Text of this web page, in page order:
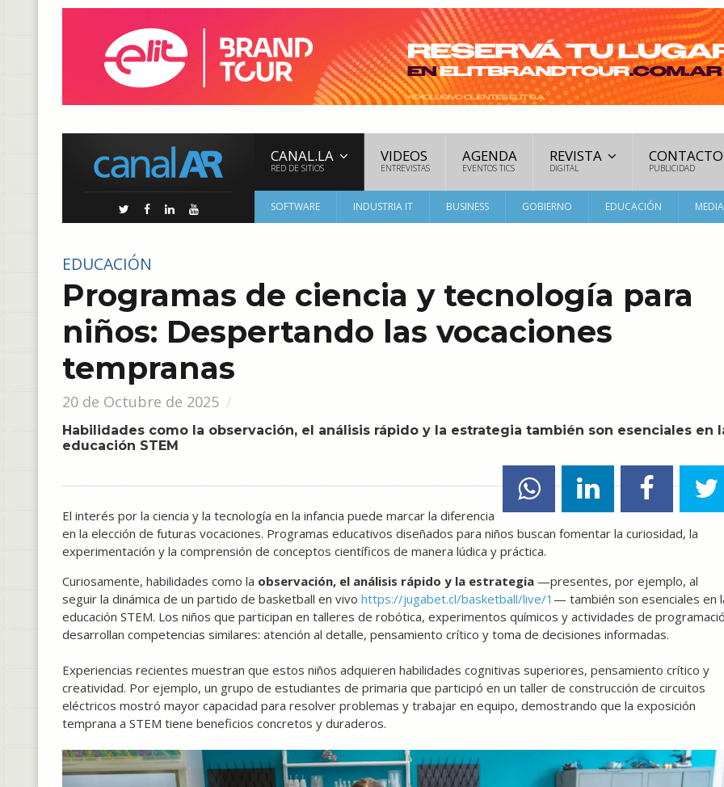
CANAL.LA
RED DE SITIOS
VIDEOS
ENTREVISTAS
AGENDA
EVENTOS TICS
REVISTA
DIGITAL
CONTACTO
PUBLICIDAD
SOFTWARE INDUSTRIA IT BUSINESS GOBIERNO EDUCACIÓN
EDUCACIÓN
Programas de ciencia y tecnología para
niños: Despertando las vocaciones
tempranas
20 de Octubre de 2025
Habilidades como la observación, el análisis rápido y la estrategia también son esenciales en
educación STEM
El interés por la ciencia y la tecnología en la infancia puede marcar la diferencia
en la elección de futuras vocaciones. Programas educativos diseñados para niños buscan fomentar la curiosidad, la
experimentación y la comprensión de conceptos científicos de manera lúdica y práctica.
Curiosamente, habilidades como la observación, el análisis rápido y la estrategia —presentes, por ejemplo, al
seguir la dinámica de un partido de basketball en vivo https://jugabet.cl/basketball/live/1 — también son esenciales en
educación STEM. Los niños que participan en talleres de robótica, experimentos químicos y actividades de
desarrollan competencias similares: atención al detalle, pensamiento crítico y toma de decisiones informadas.
Experiencias recientes muestran que estos niños adquieren habilidades cognitivas superiores, pensamiento crítico y
creatividad. Por ejemplo, un grupo de estudiantes de primaria que participó en un taller de construcción de circuitos
eléctricos mostró mayor capacidad para resolver problemas y trabajar en equipo, demostrando que la exposición
temprana a STEM tiene beneficios concretos y duraderos.